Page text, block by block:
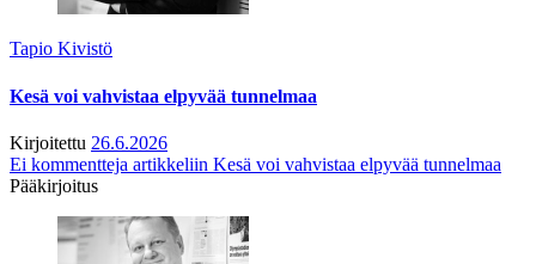
Tapio Kivistö
Kesä voi vahvistaa elpyvää tunnelmaa
Kirjoitettu 26.6.2026
Ei kommentteja artikkeliin Kesä voi vahvistaa elpyvää tunnelmaa
Pääkirjoitus